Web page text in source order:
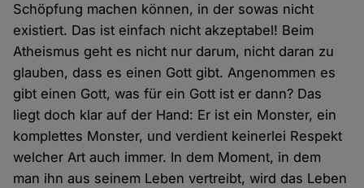
Schöpfung machen können, in der sowas nicht
existiert. Das ist einfach nicht akzeptabel! Beim
Atheismus geht es nicht nur darum, nicht daran zu
glauben, dass es einen Gott gibt. Angenommen es
gibt einen Gott, was für ein Gott ist er dann? Das
liegt doch klar auf der Hand: Er ist ein Monster, ein
komplettes Monster, und verdient keinerlei Respekt
welcher Art auch immer. In dem Moment, in dem
man ihn aus seinem Leben vertreibt, wird das Leben